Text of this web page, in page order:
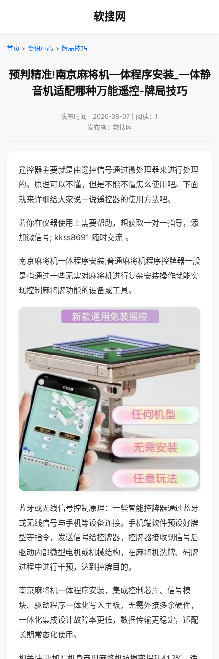
软搜网
首页 > 资讯中心 > 牌局技巧
预判精准!南京麻将机一体程序安装_一体静
音机适配哪种万能遥控-牌局技巧
发布时间：2026-08-07｜阅读：1
发布者：软搜网
遥控器主要就是由遥控信号通过微处理器来进行处理
的。原理可以不懂，但是不能不懂怎么使用吧。下面
就来详细给大家说一说遥控器的使用方法吧。
若你在仪器使用上需要帮助，想获取一对一指导，添
加微信号; kkss8691 随时交流 。
南京麻将机一体程序安装;普通麻将机程序控牌器一般
是指通过一些无需对麻将机进行复杂安装操作就能实
现控制麻将牌功能的设备或工具。
蓝牙或无线信号控制原理：一些智能控牌器通过蓝牙
或无线信号与手机等设备连接。手机端软件预设好牌
型等指令，发送信号给控牌器，控牌器接收到信号后
驱动内部微型电机或机械结构，在麻将机洗牌、码牌
过程中进行干预，达到控牌目的。
南京麻将机一体程序安装，集成控制芯片、信号模
块、驱动程序一体化写入主板，无需外接多余硬件，
一体化集成设计故障率更低，数据传输更稳定，适配
长期常态化使用。